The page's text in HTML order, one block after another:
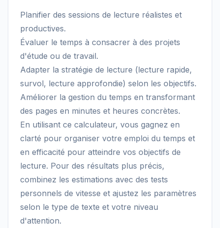
Planifier des sessions de lecture réalistes et
productives.
Évaluer le temps à consacrer à des projets
d'étude ou de travail.
Adapter la stratégie de lecture (lecture rapide,
survol, lecture approfondie) selon les objectifs.
Améliorer la gestion du temps en transformant
des pages en minutes et heures concrètes.
En utilisant ce calculateur, vous gagnez en
clarté pour organiser votre emploi du temps et
en efficacité pour atteindre vos objectifs de
lecture. Pour des résultats plus précis,
combinez les estimations avec des tests
personnels de vitesse et ajustez les paramètres
selon le type de texte et votre niveau
d'attention.